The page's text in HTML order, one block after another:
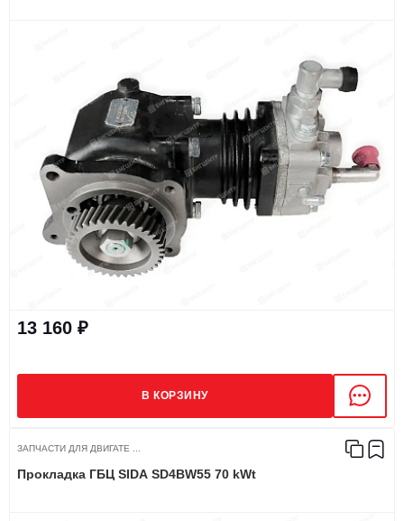
13 160 ₽
В КОРЗИНУ
ЗАПЧАСТИ ДЛЯ ДВИГАТЕ ...
Прокладка ГБЦ SIDA SD4BW55 70 kWt